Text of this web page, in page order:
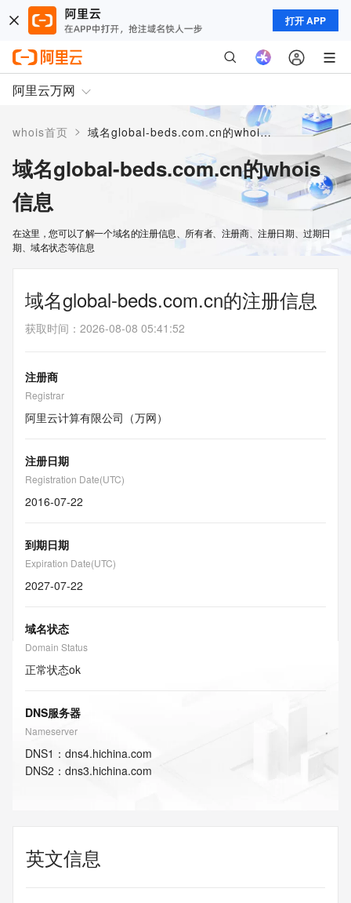
打开 APP
阿里云万网
whois首页 > 域名global-beds.com.cn的whois信息
域名global-beds.com.cn的whois
信息
在这里，您可以了解一个域名的注册信息、所有者、注册商、注册日期、过期日
期、域名状态等信息
域名global-beds.com.cn的注册信息
获取时间 ： 2026-08-08 05:41:52
注册商
Registrar
阿里云计算有限公司（万网）
注册日期
Registration Date(UTC)
2016-07-22
到期日期
Expiration Date(UTC)
2027-07-22
域名状态
Domain Status
正常状态ok
DNS服务器
Nameserver
DNS1 ： dns4.hichina.com
DNS2 ： dns3.hichina.com
英文信息